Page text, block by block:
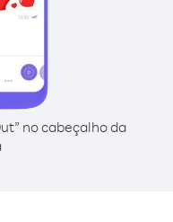
no cabeçalho da